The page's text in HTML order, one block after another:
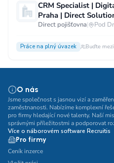
CRM Specialist |
Praha | Direct
Direct pojišťovna| Pod
Práce na plný úvazek Buďte
O nás
Jsme společnost s jasnou vizí a
zaměstnanosti. Nabízíme komplexní
pro firmy hledající nové talenty. Naší
správnými příležitostmi a podporovat
Více o náborovém software Recruitis
Pro firmy
Ceník inzerce